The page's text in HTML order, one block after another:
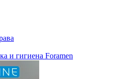
и гигиена Foramen